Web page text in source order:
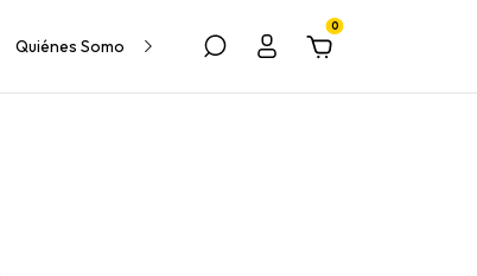
Quiénes Somos Contacto Bombas de calor
0